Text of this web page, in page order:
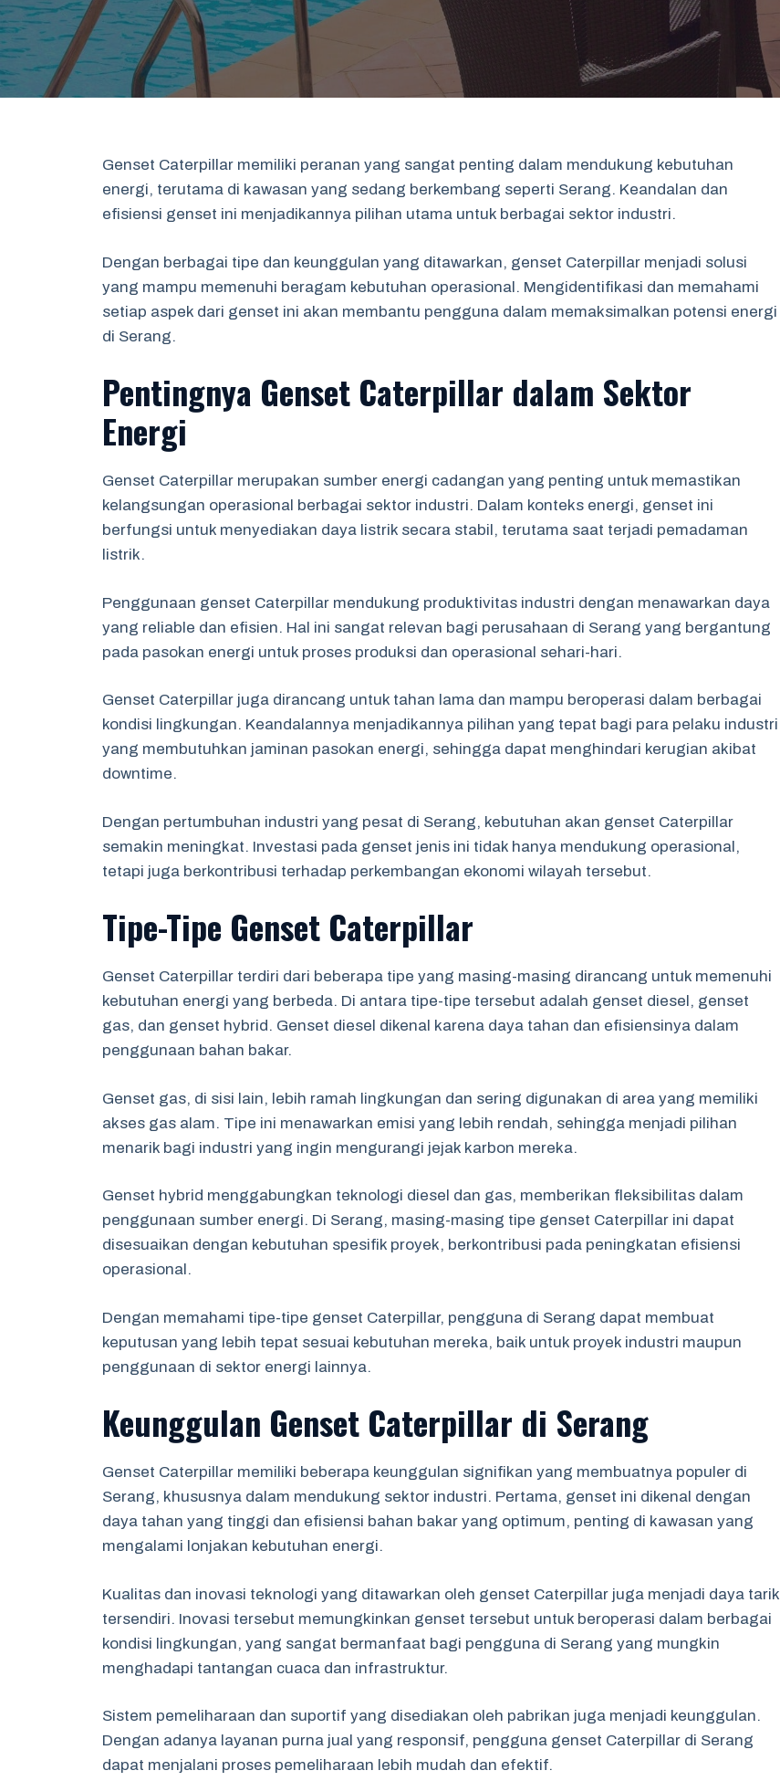
Genset Caterpillar memiliki peranan yang sangat penting dalam mendukung kebutuhan
energi, terutama di kawasan yang sedang berkembang seperti Serang. Keandalan dan
efisiensi genset ini menjadikannya pilihan utama untuk berbagai sektor industri.
Dengan berbagai tipe dan keunggulan yang ditawarkan, genset Caterpillar menjadi solusi
yang mampu memenuhi beragam kebutuhan operasional. Mengidentifikasi dan memahami
setiap aspek dari genset ini akan membantu pengguna dalam memaksimalkan potensi energi
di Serang.
Pentingnya Genset Caterpillar dalam Sektor
Energi
Genset Caterpillar merupakan sumber energi cadangan yang penting untuk memastikan
kelangsungan operasional berbagai sektor industri. Dalam konteks energi, genset ini
berfungsi untuk menyediakan daya listrik secara stabil, terutama saat terjadi pemadaman
listrik.
Penggunaan genset Caterpillar mendukung produktivitas industri dengan menawarkan daya
yang reliable dan efisien. Hal ini sangat relevan bagi perusahaan di Serang yang bergantung
pada pasokan energi untuk proses produksi dan operasional sehari-hari.
Genset Caterpillar juga dirancang untuk tahan lama dan mampu beroperasi dalam berbagai
kondisi lingkungan. Keandalannya menjadikannya pilihan yang tepat bagi para pelaku industri
yang membutuhkan jaminan pasokan energi, sehingga dapat menghindari kerugian akibat
downtime.
Dengan pertumbuhan industri yang pesat di Serang, kebutuhan akan genset Caterpillar
semakin meningkat. Investasi pada genset jenis ini tidak hanya mendukung operasional,
tetapi juga berkontribusi terhadap perkembangan ekonomi wilayah tersebut.
Tipe-Tipe Genset Caterpillar
Genset Caterpillar terdiri dari beberapa tipe yang masing-masing dirancang untuk memenuhi
kebutuhan energi yang berbeda. Di antara tipe-tipe tersebut adalah genset diesel, genset
gas, dan genset hybrid. Genset diesel dikenal karena daya tahan dan efisiensinya dalam
penggunaan bahan bakar.
Genset gas, di sisi lain, lebih ramah lingkungan dan sering digunakan di area yang memiliki
akses gas alam. Tipe ini menawarkan emisi yang lebih rendah, sehingga menjadi pilihan
menarik bagi industri yang ingin mengurangi jejak karbon mereka.
Genset hybrid menggabungkan teknologi diesel dan gas, memberikan fleksibilitas dalam
penggunaan sumber energi. Di Serang, masing-masing tipe genset Caterpillar ini dapat
disesuaikan dengan kebutuhan spesifik proyek, berkontribusi pada peningkatan efisiensi
operasional.
Dengan memahami tipe-tipe genset Caterpillar, pengguna di Serang dapat membuat
keputusan yang lebih tepat sesuai kebutuhan mereka, baik untuk proyek industri maupun
penggunaan di sektor energi lainnya.
Keunggulan Genset Caterpillar di Serang
Genset Caterpillar memiliki beberapa keunggulan signifikan yang membuatnya populer di
Serang, khususnya dalam mendukung sektor industri. Pertama, genset ini dikenal dengan
daya tahan yang tinggi dan efisiensi bahan bakar yang optimum, penting di kawasan yang
mengalami lonjakan kebutuhan energi.
Kualitas dan inovasi teknologi yang ditawarkan oleh genset Caterpillar juga menjadi daya tarik
tersendiri. Inovasi tersebut memungkinkan genset tersebut untuk beroperasi dalam berbagai
kondisi lingkungan, yang sangat bermanfaat bagi pengguna di Serang yang mungkin
menghadapi tantangan cuaca dan infrastruktur.
Sistem pemeliharaan dan suportif yang disediakan oleh pabrikan juga menjadi keunggulan.
Dengan adanya layanan purna jual yang responsif, pengguna genset Caterpillar di Serang
dapat menjalani proses pemeliharaan lebih mudah dan efektif.